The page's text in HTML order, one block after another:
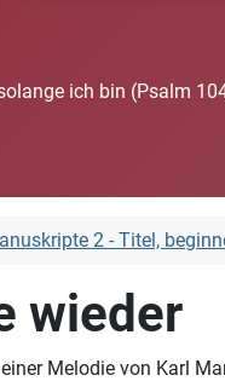
ich bin (Psalm
2 - Titel,
wieder
Melodie von Karl